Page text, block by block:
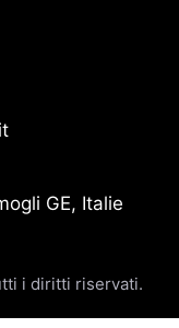
GE, Italie
i diritti riservati.